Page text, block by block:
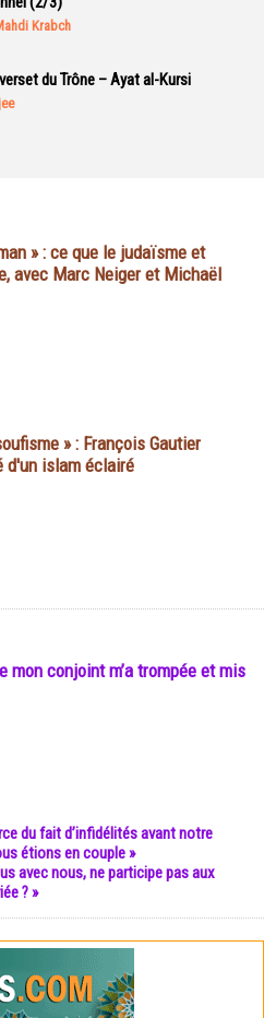
Krabch
du Trône – Ayat al-Kursi
» : ce que le judaïsme et
avec Marc Neiger et Michaël
» : François Gautier
d'un islam éclairé
mon conjoint m’a trompée et mis
du fait d’infidélités avant notre
étions en couple »
avec nous, ne participe pas aux
? »